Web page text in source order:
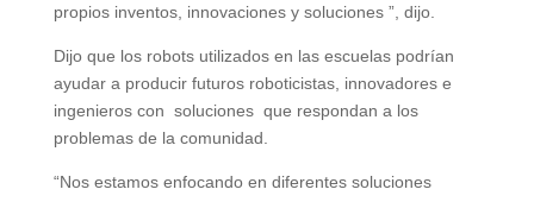
propios inventos, innovaciones y soluciones ”, dijo.
Dijo que los robots utilizados en las escuelas podrían
ayudar a producir futuros roboticistas, innovadores e
ingenieros con soluciones que respondan a los
problemas de la comunidad.
“Nos estamos enfocando en diferentes soluciones